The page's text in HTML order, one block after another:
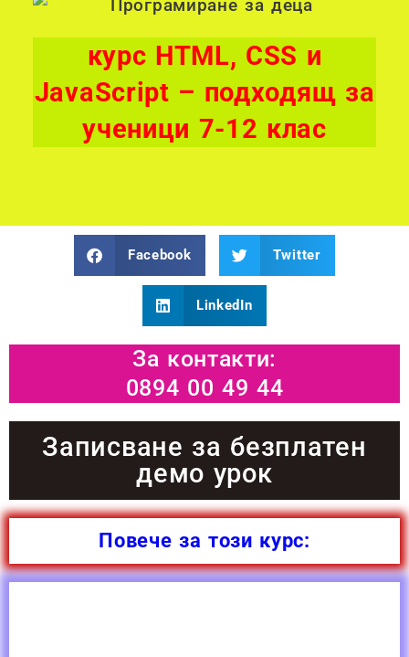
курс HTML, CSS и
JavaScript – подходящ за
ученици 7-12 клас
Facebook Twitter
LinkedIn
За контакти:
0894 00 49 44
Записване за безплатен
демо урок
Повече за този курс: